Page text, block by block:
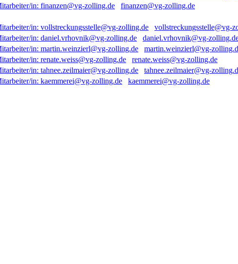
finanzen@vg-zolling.de
vollstreckungsstelle@vg-
daniel.vrhovnik@vg-
martin.weinzierl@vg-
renate.weiss@vg-zolling.de
tahnee.zeilmaier@vg-
kaemmerei@vg-zolling.de